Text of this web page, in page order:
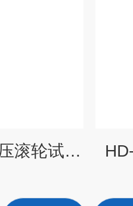
HD-C526手动辗压滚轮试验机